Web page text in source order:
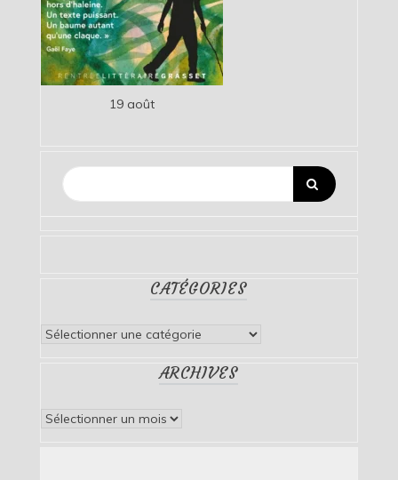
19 août
CATÉGORIES
Catégories
ARCHIVES
Archives